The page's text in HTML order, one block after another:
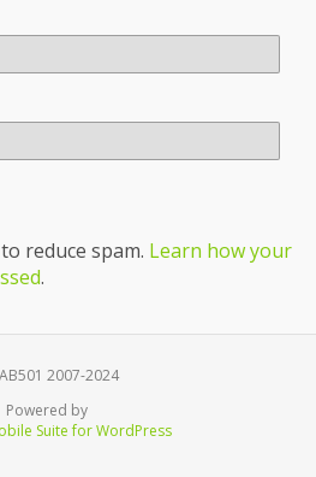
reduce spam. Learn how your
.
2007-2024
Powered by
Suite for WordPress